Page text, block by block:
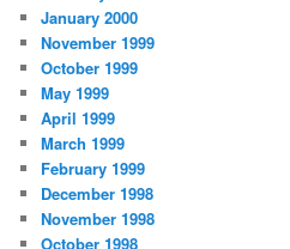
January 2000
November 1999
October 1999
May 1999
April 1999
March 1999
February 1999
December 1998
November 1998
October 1998